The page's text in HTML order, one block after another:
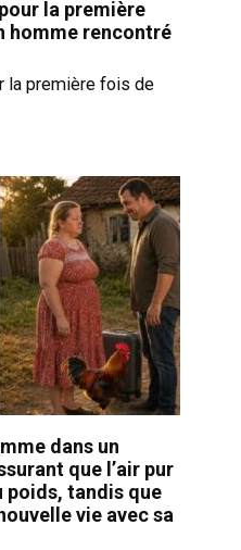
la première
homme rencontré
la première fois de
dans un
que l’air pur
poids, tandis que
vie avec sa